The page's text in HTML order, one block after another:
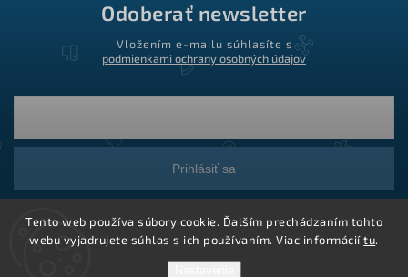
Tento web používa súbory cookie. Ďalším prechádzaním tohto
webu vyjadrujete súhlas s ich používaním. Viac informáciítu.
Odoberať newsletter
Vložením e-mailu súhlasíte s
podmienkami ochrany osobných údajov
Prihlásiť sa